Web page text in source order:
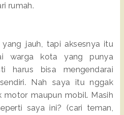
rumah.
jauh, tapi aksesnya itu
warga kota yang punya
harus bisa mengendarai
Nah saya itu nggak
motor maupun mobil. Masih
saya ini? (cari teman,